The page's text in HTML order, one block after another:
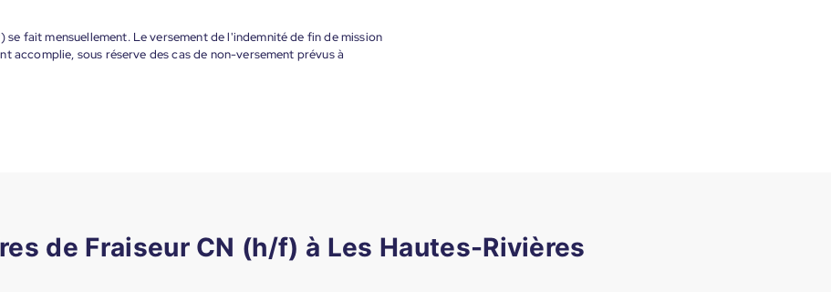
fait mensuellement. Le versement de l'indemnité de fin de mission
accomplie, sous réserve des cas de non-versement prévus à
de Fraiseur CN (h/f) à Les Hautes-Rivières